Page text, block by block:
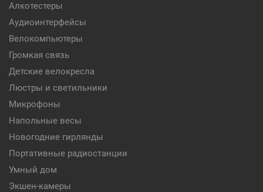
Алкотестеры
Аудиоинтерфейсы
Велокомпьютеры
Громкая связь
Детские велокресла
Люстры и светильники
Микрофоны
Напольные весы
Новогодние гирлянды
Портативные радиостанции
Умный дом
Экшен-камеры